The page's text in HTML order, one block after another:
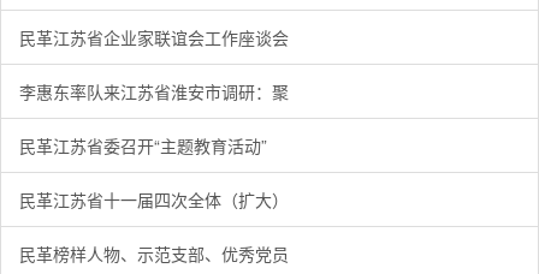
民革江苏省企业家联谊会工作座谈会
李惠东率队来江苏省淮安市调研：聚
民革江苏省委召开“主题教育活动”
民革江苏省十一届四次全体（扩大）
民革榜样人物、示范支部、优秀党员